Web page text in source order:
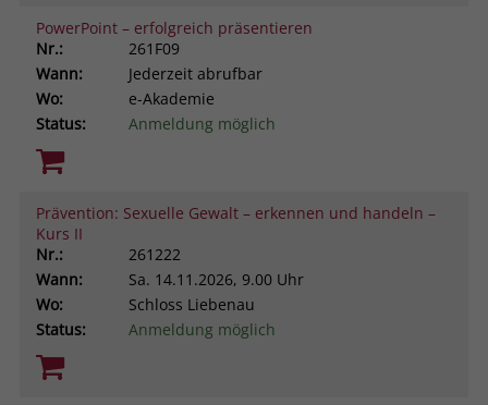
PowerPoint – erfolgreich präsentieren
Nr.:
261F09
Wann:
Jederzeit abrufbar
Wo:
e-Akademie
Status:
Anmeldung möglich
Prävention: Sexuelle Gewalt – erkennen und handeln –
Kurs II
Nr.:
261222
Wann:
Sa. 14.11.2026, 9.00 Uhr
Wo:
Schloss Liebenau
Status:
Anmeldung möglich